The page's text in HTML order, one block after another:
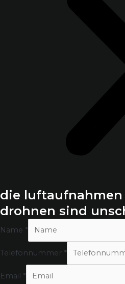
die luftaufnahmen
drohnen sind
Name *
a
e
Telefonnummer *
Email *